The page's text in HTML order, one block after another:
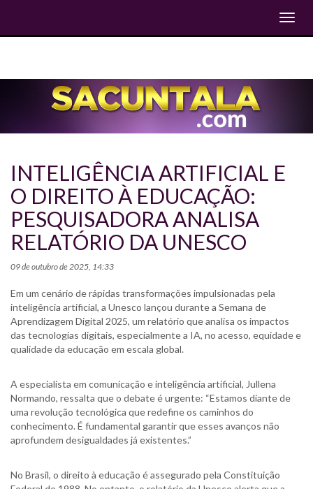
INTELIGÊNCIA ARTIFICIAL E
O DIREITO À EDUCAÇÃO:
PESQUISADORA ANALISA
RELATÓRIO DA UNESCO
09 de outubro de 2025, 14:33
Em um cenário de rápidas transformações impulsionadas pela
inteligência artificial, a Unesco lançou durante a Semana de
Aprendizagem Digital 2025, um relatório que analisa os impactos
das tecnologias digitais, especialmente a IA, no acesso, equidade e
qualidade da educação em escala global.
A especialista em comunicação e inteligência artificial, Jullena
Normando, ressalta que o debate é urgente: “Estamos diante de
uma revolução tecnológica que redefine os caminhos do
conhecimento. É fundamental garantir que esses avanços não
aprofundem desigualdades já existentes.”
No Brasil, o direito à educação é assegurado pela Constituição